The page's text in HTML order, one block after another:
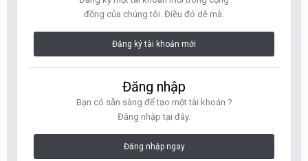
đồng của chúng tôi. Điều đó dễ mà.
Đăng ký tài khoản mới
Đăng nhập
Bạn có sẵn sàng để tạo một tài khoản ?
Đăng nhập tại đây.
Đăng nhập ngay